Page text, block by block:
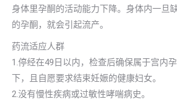
身体里孕酮的活动能力下降。身体内一旦
的孕酮，就会引起流产。
药流适应人群
1.停经在49日以内，检查后确保属于宫内
下，且自愿要求结束妊娠的健康妇女。
2.没有慢性疾病或过敏性哮喘病史。